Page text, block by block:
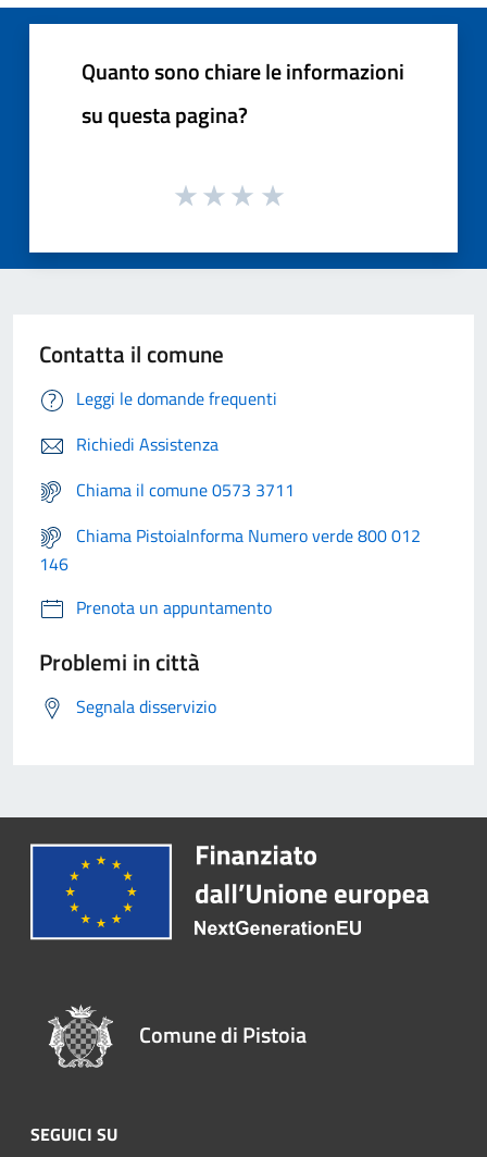
Quanto sono chiare le informazioni
su questa pagina?
Contatta il comune
Leggi le domande frequenti
Richiedi Assistenza
Chiama il comune 0573 3711
Chiama PistoiaInforma Numero verde 800 012
146
Prenota un appuntamento
Problemi in città
Segnala disservizio
Comune di Pistoia
SEGUICI SU